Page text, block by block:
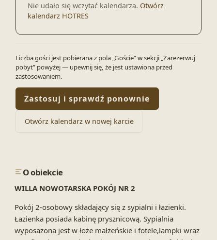
Nie udało się wczytać kalendarza. Otwórz
kalendarz HOTRES
Liczba gości jest pobierana z pola „Goście” w sekcji „Zarezerwuj
pobyt” powyżej — upewnij się, że jest ustawiona przed
zastosowaniem.
Zastosuj i sprawdź ponownie
Otwórz kalendarz w nowej karcie
O obiekcie
WILLA NOWOTARSKA POKÓJ NR 2
Pokój 2-osobowy składający się z sypialni i łazienki.
Łazienka posiada kabinę prysznicową. Sypialnia
wyposażona jest w łoże małżeńskie i fotele,lampki wraz